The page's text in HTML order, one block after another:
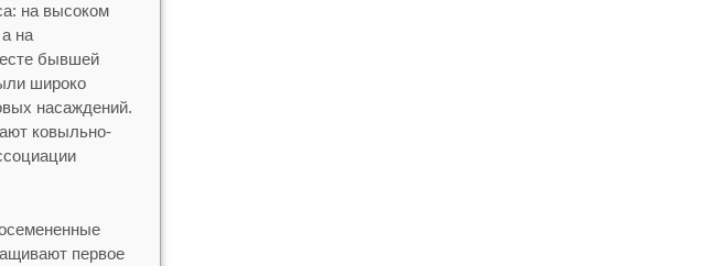
на высоком
на
бывшей
широко
насаждений.
ковыльно-
первое